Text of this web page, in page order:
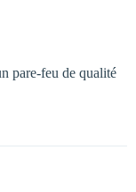
pare-feu de qualité